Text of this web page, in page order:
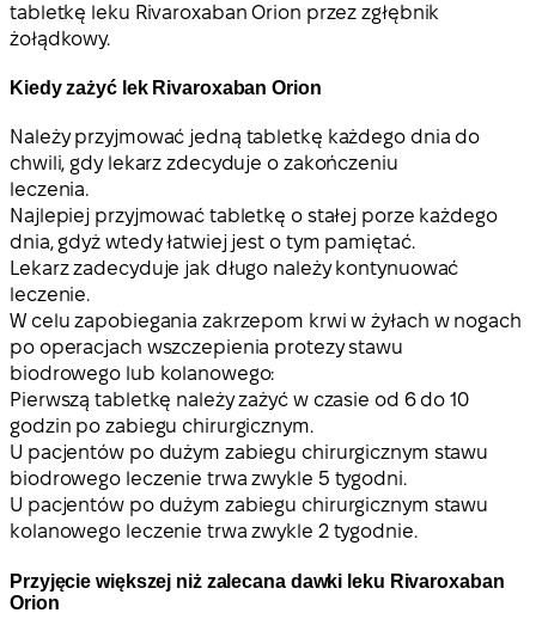
tabletkę leku Rivaroxaban Orion przez zgłębnik
żołądkowy.
Kiedy zażyć lek Rivaroxaban Orion
Należy przyjmować jedną tabletkę każdego dnia do
chwili, gdy lekarz zdecyduje o zakończeniu
leczenia.
Najlepiej przyjmować tabletkę o stałej porze każdego
dnia, gdyż wtedy łatwiej jest o tym pamiętać.
Lekarz zadecyduje jak długo należy kontynuować
leczenie.
W celu zapobiegania zakrzepom krwi w żyłach w nogach
po operacjach wszczepienia protezy stawu
biodrowego lub kolanowego:
Pierwszą tabletkę należy zażyć w czasie od 6 do 10
godzin po zabiegu chirurgicznym.
U pacjentów po dużym zabiegu chirurgicznym stawu
biodrowego leczenie trwa zwykle 5 tygodni.
U pacjentów po dużym zabiegu chirurgicznym stawu
kolanowego leczenie trwa zwykle 2 tygodnie.
Przyjęcie większej niż zalecana dawki leku Rivaroxaban
Orion